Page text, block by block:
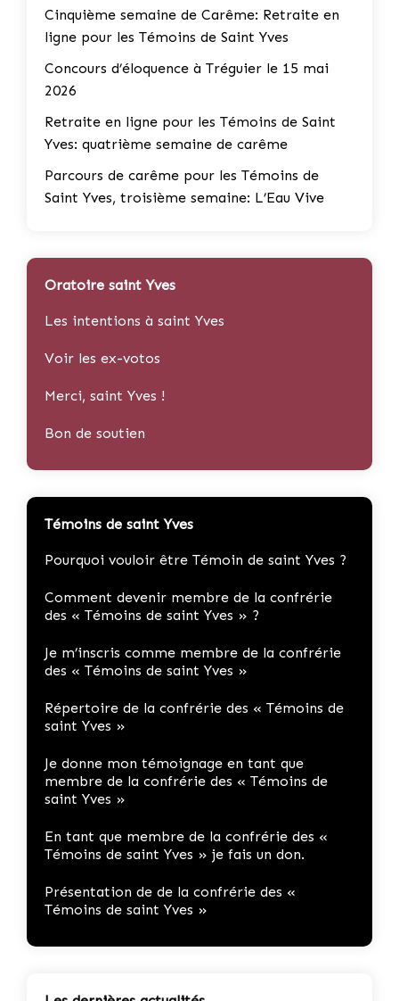
Cinquième semaine de Carême: Retraite en
ligne pour les Témoins de Saint Yves
Concours d’éloquence à Tréguier le 15 mai
2026
Retraite en ligne pour les Témoins de Saint
Yves: quatrième semaine de carême
Parcours de carême pour les Témoins de
Saint Yves, troisième semaine: L’Eau Vive
Oratoire saint Yves
Les intentions à saint Yves
Voir les ex-votos
Merci, saint Yves !
Bon de soutien
Témoins de saint Yves
Pourquoi vouloir être Témoin de saint Yves ?
Comment devenir membre de la confrérie
des « Témoins de saint Yves » ?
Je m’inscris comme membre de la confrérie
des « Témoins de saint Yves »
Répertoire de la confrérie des « Témoins de
saint Yves »
Je donne mon témoignage en tant que
membre de la confrérie des « Témoins de
saint Yves »
En tant que membre de la confrérie des «
Témoins de saint Yves » je fais un don.
Présentation de de la confrérie des «
Témoins de saint Yves »